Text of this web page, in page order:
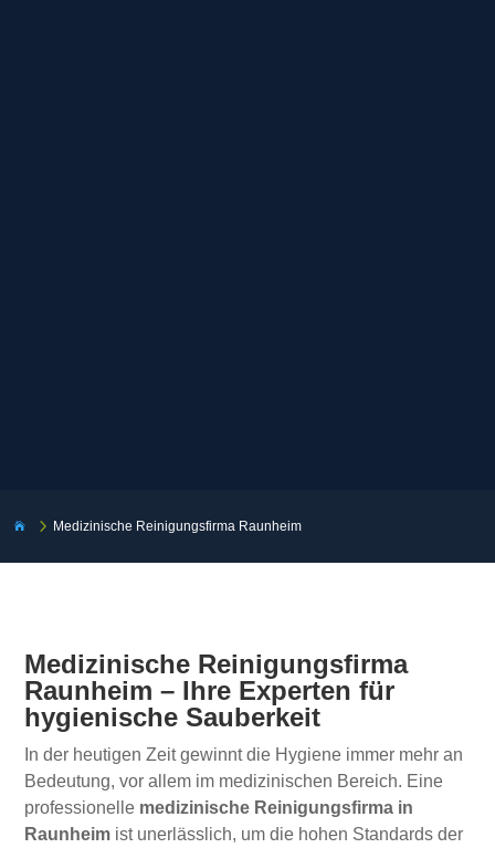
 5 Medizinische Reinigungsfirma Raunheim
Medizinische Reinigungsfirma
Raunheim – Ihre Experten für
hygienische Sauberkeit
In der heutigen Zeit gewinnt die Hygiene immer mehr an
Bedeutung, vor allem im medizinischen Bereich. Eine
professionelle medizinische Reinigungsfirma in
Raunheim ist unerlässlich, um die hohen Standards der